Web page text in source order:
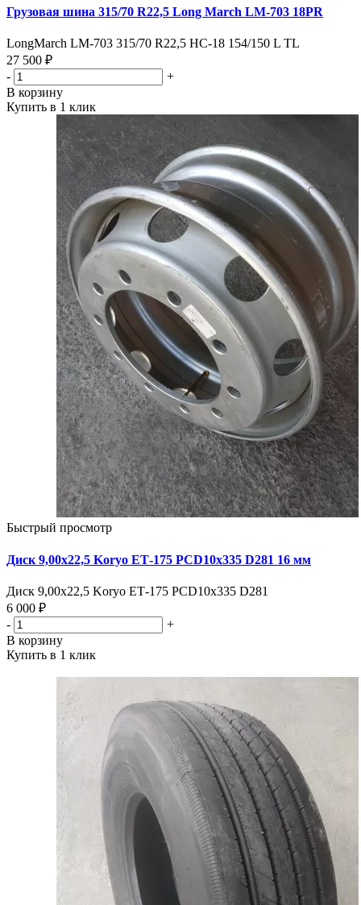
Грузовая шина 315/70 R22,5 Long March LM-703 18PR
LongMarch LM-703 315/70 R22,5 НС-18 154/150 L TL
27 500 ₽
-
+
В корзину
Купить в 1 клик
Быстрый просмотр
Диск 9,00х22,5 Koryo ЕТ-175 PCD10x335 D281 16 мм
Диск 9,00х22,5 Koryo ЕТ-175 PCD10x335 D281
6 000 ₽
-
+
В корзину
Купить в 1 клик